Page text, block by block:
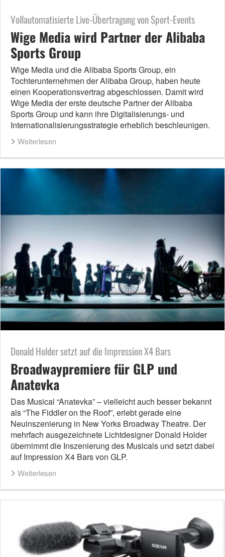
Vollautomatisierte Live-Übertragung von Sport-Events
Wige Media wird Partner der Alibaba
Sports Group
Wige Media und die Alibaba Sports Group, ein
Tochterunternehmen der Alibaba Group, haben heute
einen Kooperationsvertrag abgeschlossen. Damit wird
Wige Media der erste deutsche Partner der Alibaba
Sports Group und kann ihre Digitalisierungs- und
Internationalisierungsstrategie erheblich beschleunigen.
Weiterlesen
Donald Holder setzt auf die Impression X4 Bars
Broadwaypremiere für GLP und
Anatevka
Das Musical “Anatevka” – vielleicht auch besser bekannt
als “The Fiddler on the Roof”, erlebt gerade eine
Neuinszenierung in New Yorks Broadway Theatre. Der
mehrfach ausgezeichnete Lichtdesigner Donald Holder
übernimmt die Inszenierung des Musicals und setzt dabei
auf Impression X4 Bars von GLP.
Weiterlesen